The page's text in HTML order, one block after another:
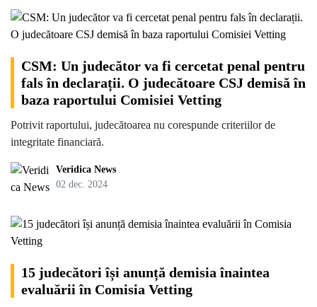
CSM: Un judecător va fi cercetat penal pentru
fals în declarații. O judecătoare CSJ demisă în
baza raportului Comisiei Vetting
Potrivit raportului, judecătoarea nu corespunde criteriilor de
integritate financiară.
Veridica News
02 dec. 2024
15 judecători își anunță demisia înaintea
evaluării în Comisia Vetting